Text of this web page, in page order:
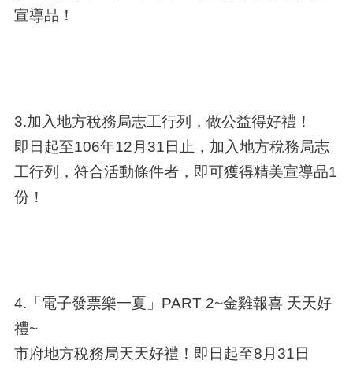
宣導品！
3.加入地方稅務局志工行列，做公益得好禮！
即日起至106年12月31日止，加入地方稅務局志
工行列，符合活動條件者，即可獲得精美宣導品1
份！
4.「電子發票樂一夏」PART 2~金雞報喜 天天好
禮~
市府地方稅務局天天好禮！即日起至8月31日